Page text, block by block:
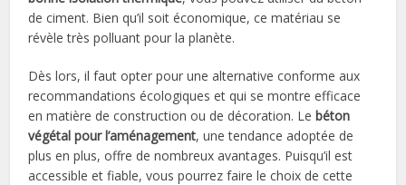
de ciment. Bien qu’il soit économique, ce matériau se
révèle très polluant pour la planète.
Dès lors, il faut opter pour une alternative conforme aux
recommandations écologiques et qui se montre efficace
en matière de construction ou de décoration. Lebéton
végétal pour l’aménagement, une tendance adoptée de
plus en plus, offre de nombreux avantages. Puisqu’il est
accessible et fiable, vous pourrez faire le choix de cette